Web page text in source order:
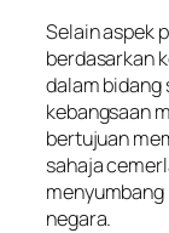
Selain aspek
berdasarkan
dalam bidang
kebangsaan
bertujuan
sahaja
negara.